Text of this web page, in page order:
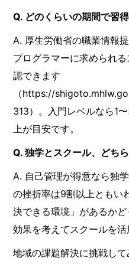
Q. どのくらいの期間で習
A. 厚生労働省の職業情報
プログラマーに求められ
認できます
（https://
313）。入門レベルなら1
上が目安です。
Q. 独学とスクール、どち
A. 自己管理が得意なら独
の挫折率は9割以上ともい
決できる環境」があるか
効果を考えてスクールを活
地域の課題解決に挑戦して